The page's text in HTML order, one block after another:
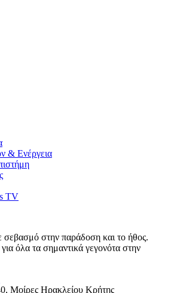
& Ενέργεια
TV
σεβασμό στην παράδοση και το ήθος.
όλα τα σημαντικά γεγονότα στην
Μοίρες Ηρακλείου Κρήτης